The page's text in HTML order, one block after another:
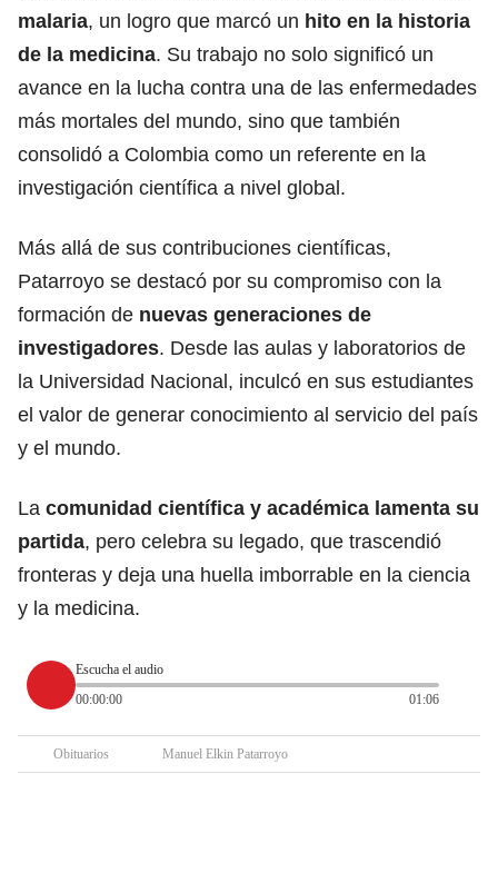
malaria, un logro que marcó un hito en la historia
de la medicina. Su trabajo no solo significó un
avance en la lucha contra una de las enfermedades
más mortales del mundo, sino que también
consolidó a Colombia como un referente en la
investigación científica a nivel global.
Más allá de sus contribuciones científicas,
Patarroyo se destacó por su compromiso con la
formación de nuevas generaciones de
investigadores. Desde las aulas y laboratorios de
la Universidad Nacional, inculcó en sus estudiantes
el valor de generar conocimiento al servicio del país
y el mundo.
La comunidad científica y académica lamenta su
partida, pero celebra su legado, que trascendió
fronteras y deja una huella imborrable en la ciencia
y la medicina.
Escucha el audio
00:00:00
01:06
Obituarios Manuel Elkin Patarroyo